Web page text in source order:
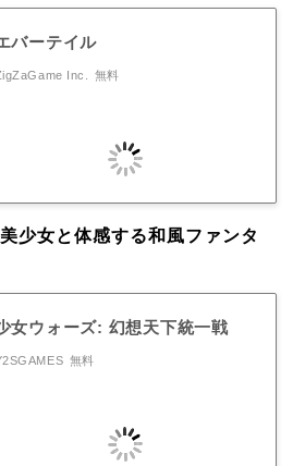
バーテイル
Inc. 無料
少女と体感する和風ファンタ
女ウォーズ: 幻想天下統一戦
無料